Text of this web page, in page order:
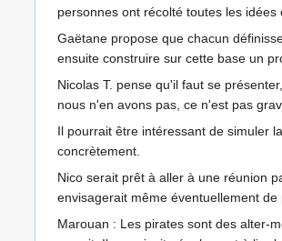
personnes ont récolté toutes les
Gaëtane propose que chacun
ensuite construire sur cette base un
Nicolas T. pense qu'il faut se
nous n'en avons pas, ce n'est pas
Il pourrait être intéressant de simuler
concrètement.
Nico serait prêt à aller à une réunion
envisagerait même éventuellement
Marouan : Les pirates sont des alter-